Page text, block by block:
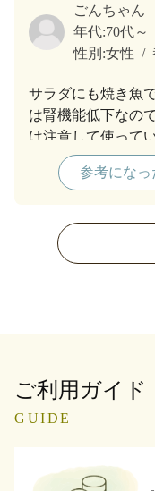
ごんちゃん
年代:70代～
性別:女性
サラダにも焼き魚
は腎機能低下なの
は注意して使って
参考になっ
ご利用ガイド
GUIDE